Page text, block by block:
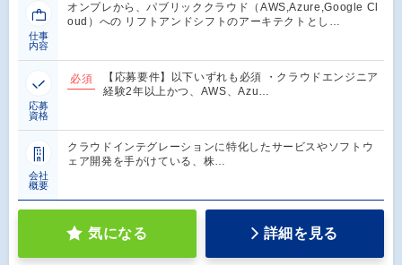
仕事
内容
オンプレから、パブリッククラウド（AWS,Azure,Google Cl
oud）への リフトアンドシフトのアーキテクトとし…
応募
資格
必須
【応募要件】以下いずれも必須 ・クラウドエンジニア
経験2年以上かつ、AWS、Azu…
会社
概要
クラウドインテグレーションに特化したサービスやソフトウ
ェア開発を手がけている、株…
気になる 詳細を見る